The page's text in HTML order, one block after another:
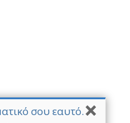
σου εαυτό.